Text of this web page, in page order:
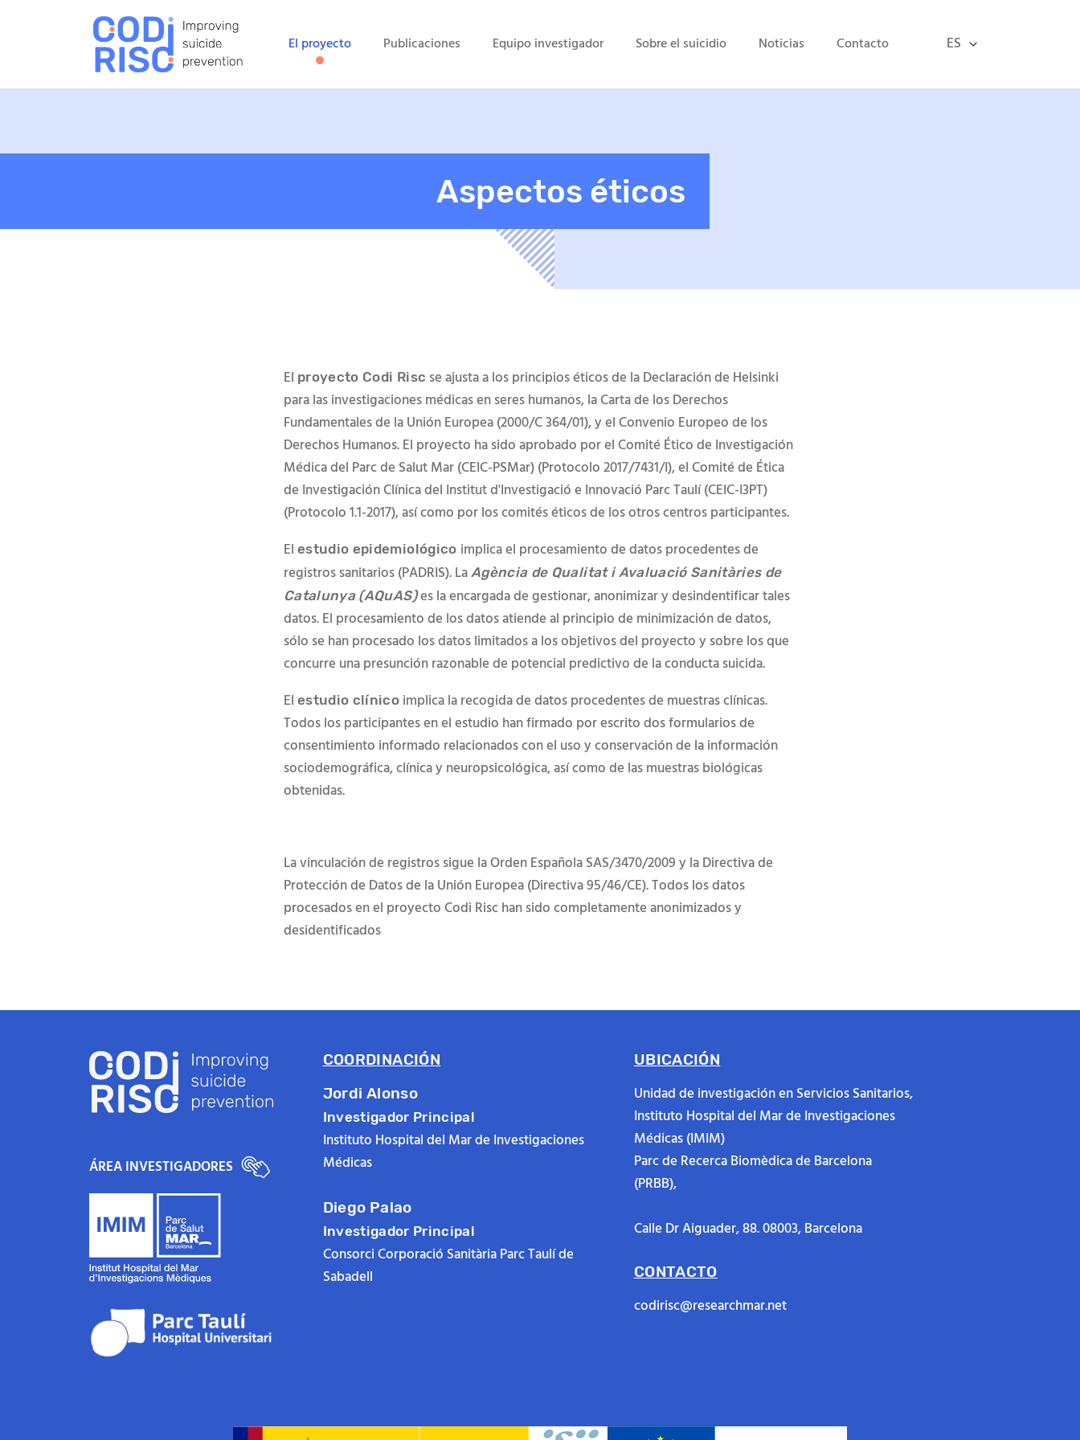
ES
El proyecto Publicaciones Equipo investigador Sobre el suicidio Noticias Contacto
Aspectos éticos
El proyecto Codi Risc se ajusta a los principios éticos de la Declaración de Helsinki
para las investigaciones médicas en seres humanos, la Carta de los Derechos
Fundamentales de la Unión Europea (2000/C 364/01), y el Convenio Europeo de los
Derechos Humanos. El proyecto ha sido aprobado por el Comité Ético de Investigación
Médica del Parc de Salut Mar (CEIC-PSMar) (Protocolo 2017/7431/I), el Comité de Ética
de Investigación Clínica del Institut d'Investigació e Innovació Parc Taulí (CEIC-I3PT)
(Protocolo 1.1-2017), así como por los comités éticos de los otros centros participantes.
Elestudio epidemiológico implica el procesamiento de datos procedentes de
registros sanitarios (PADRIS). LaAgència de Qualitat i Avaluació Sanitàries de
Catalunya (AQuAS)es la encargada de gestionar, anonimizar y desindentificar tales
datos. El procesamiento de los datos atiende al principio de minimización de datos,
sólo se han procesado los datos limitados a los objetivos del proyecto y sobre los que
concurre una presunción razonable de potencial predictivo de la conducta suicida.
Elestudio clínico implica la recogida de datos procedentes de muestras clínicas.
Todos los participantes en el estudio han firmado por escrito dos formularios de
consentimiento informado relacionados con el uso y conservación de la información
sociodemográfica, clínica y neuropsicológica, así como de las muestras biológicas
obtenidas.
La vinculación de registros sigue la Orden Española SAS/3470/2009 y la Directiva de
Protección de Datos de la Unión Europea (Directiva 95/46/CE). Todos los datos
procesados en el proyecto Codi Risc han sido completamente anonimizados y
desidentificados
ÁREA INVESTIGADORES
COORDINACIÓN
Jordi Alonso
Investigador Principal
Instituto Hospital del Mar de Investigaciones
Médicas
Diego Palao
Investigador Principal
Consorci Corporació Sanitària Parc Taulí de
Sabadell
UBICACIÓN
Unidad de investigación en Servicios Sanitarios,
Instituto Hospital del Mar de Investigaciones
Médicas (IMIM)
Parc de Recerca Biomèdica de Barcelona
(PRBB),
Calle Dr Aiguader, 88.08003, Barcelona
CONTACTO
codirisc@researchmar.net